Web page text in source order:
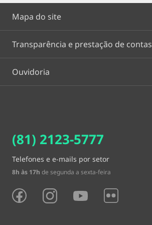
Mapa do site
Transparência e prestação de contas
Ouvidoria
(81) 2123-5777
Telefones e e-mails por setor
8h às 17h de segunda a sexta-feira